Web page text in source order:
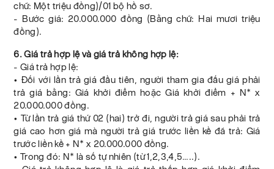
chữ: Một triệu đồng)/01 bộ hồ sơ.
- Bước giá: 20.000.000 đồng (Bằng chữ: Hai mươi triệu
đồng).
6. Giá trả hợp lệ và giá trả không hợp lệ:
- Giá trả hợp lệ:
• Đối với lần trả giá đầu tiên, người tham gia đấu giá phải
trả giá bằng: Giá khởi điểm hoặc Giá khởi điểm + N* x
20.000.000 đồng.
• Từ lần trả giá thứ 02 (hai) trở đi, người trả giá sau phải trả
giá cao hơn giá mà người trả giá trước liền kề đã trả: Giá
trước liền kề + N* x 20.000.000 đồng.
• Trong đó: N* là số tự nhiên (từ 1,2,3,4,5…..).